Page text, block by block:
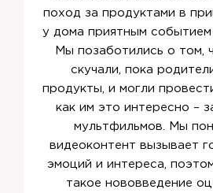
поход за продуктами в
у дома приятным событием
Мы позаботились о том,
скучали, пока
продукты, и могли
как им это интересно –
мультфильмов. Мы
видеоконтент вызывает
эмоций и интереса,
такое нововведение